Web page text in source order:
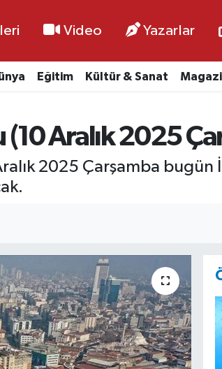
Video Yazarlar
Eğitim Kültür & Sanat
Aralık 2025
2025 Çarşamba bugün